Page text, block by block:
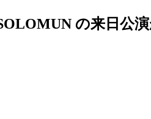
の来日公